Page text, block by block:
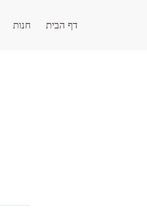
חנות דף הבית